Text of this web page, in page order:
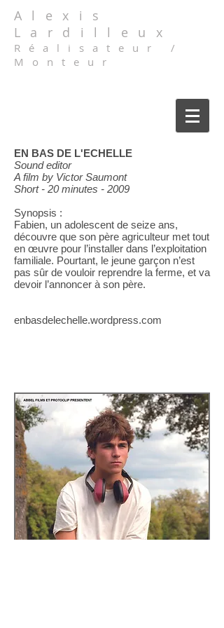
Alexis
Lardilleux
Réalisateur /
Monteur
EN BAS DE L'ECHELLE
Sound editor
A film by Victor Saumont
Short - 20 minutes - 2009
Synopsis :
Fabien, un adolescent de seize ans,
découvre que son père agriculteur met tout
en œuvre pour l’installer dans l’exploitation
familiale. Pourtant, le jeune garçon n’est
pas sûr de vouloir reprendre la ferme, et va
devoir l’annoncer à son père.
enbasdelechelle.wordpress.com